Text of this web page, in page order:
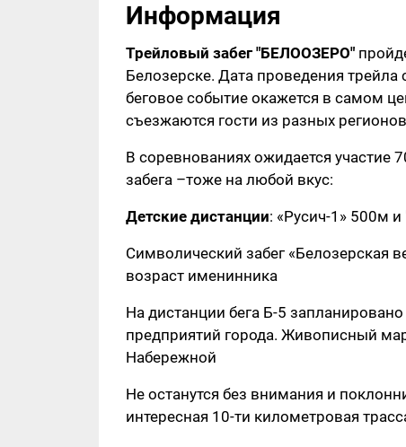
Информация
Трейловый забег "БЕЛООЗЕРО"
Белозерске. Дата проведения трейла
беговое событие окажется в самом
съезжаются гости из разных
В соревнованиях ожидается участие
забега –тоже на любой вкус:
Детские дистанции: «Русич-1» 500м
Символический забег «Белозерская
возраст именинника
На дистанции бега Б-5
предприятий города. Живописный
Набережной
Не останутся без внимания и
интересная 10-ти километровая